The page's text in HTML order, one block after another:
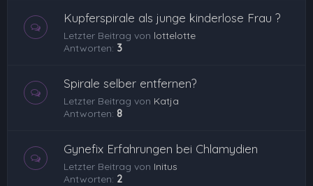
Kupferspirale als junge kinderlose Frau ?
Letzter Beitrag von lottelotte
Antworten: 3
Spirale selber entfernen?
Letzter Beitrag von Katja
Antworten: 8
Gynefix Erfahrungen bei Chlamydien
Letzter Beitrag von Initus
Antworten: 2